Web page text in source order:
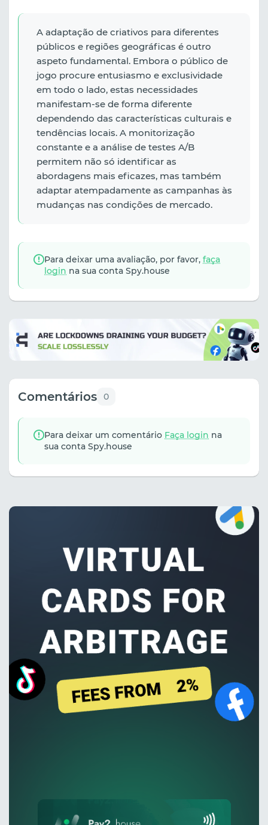
A adaptação de criativos para diferentes
públicos e regiões geográficas é outro
aspeto fundamental. Embora o público de
jogo procure entusiasmo e exclusividade
em todo o lado, estas necessidades
manifestam-se de forma diferente
dependendo das características culturais e
tendências locais. A monitorização
constante e a análise de testes A/B
permitem não só identificar as
abordagens mais eficazes, mas também
adaptar atempadamente as campanhas às
mudanças nas condições de mercado.
Para deixar uma avaliação, por favor, faça
login na sua conta Spy.house
Comentários 0
Para deixar um comentário Faça login na
sua conta Spy.house